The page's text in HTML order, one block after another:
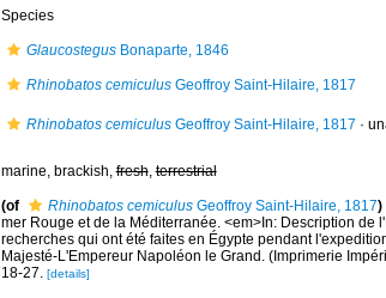
Species
GlaucostegusBonaparte, 1846
Rhinobatos cemiculusGeoffroy Saint-Hilaire, 1817
Rhinobatos cemiculusGeoffroy Saint-Hilaire, 1817 ·
marine, brackish,fresh,terrestrial
(of Rhinobatos cemiculusGeoffroy Saint-Hilaire, 1817)
mer Rouge et de la Méditerranée. <em>In: Description de
recherches qui ont été faites en Égypte pendant
Majesté-L'Empereur Napoléon le Grand. (Imprimerie
18-27. [details]